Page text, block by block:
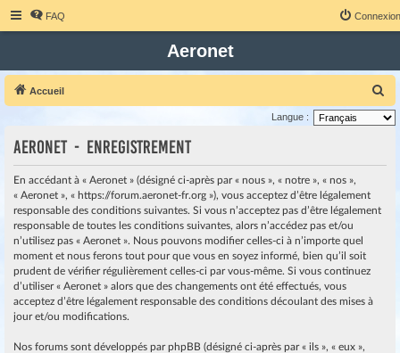
FAQ Connexion
Aeronet
Accueil
e
Langue :
Aeronet - Enregistrement
En accédant à « Aeronet » (désigné ci-après par « nous », « notre », « nos »,
« Aeronet », « https://forum.aeronet-fr.org »), vous acceptez d’être légalement
responsable des conditions suivantes. Si vous n’acceptez pas d’être légalement
responsable de toutes les conditions suivantes, alors n’accédez pas et/ou
n’utilisez pas « Aeronet ». Nous pouvons modifier celles-ci à n’importe quel
moment et nous ferons tout pour que vous en soyez informé, bien qu’il soit
prudent de vérifier régulièrement celles-ci par vous-même. Si vous continuez
d’utiliser « Aeronet » alors que des changements ont été effectués, vous
acceptez d’être légalement responsable des conditions découlant des mises à
jour et/ou modifications.
Nos forums sont développés par phpBB (désigné ci-après par « ils », « eux »,